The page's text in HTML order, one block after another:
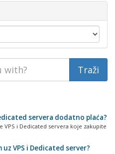
servera dodatno plaća?
VPS i Dedicated servera koje zakupite
VPS i Dedicated server?